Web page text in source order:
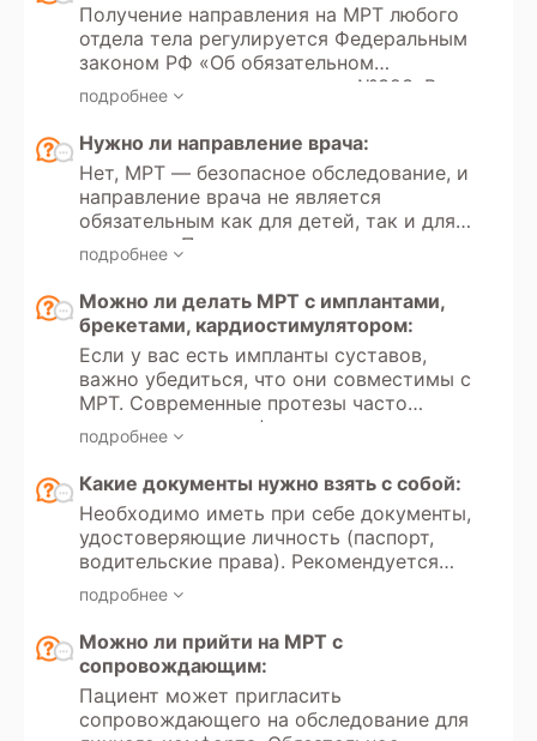
Получение направления на МРТ любого
отдела тела регулируется Федеральным
законом РФ «Об обязательном
медицинском страховании» №323. В
этом законе указаны все медицинские
услуги, покрываемые полисом ОМС,
который выдается каждому гражданину
РФ с рождения или при необходимости.
Кроме того, в России доступно
прохождение МРТ по программам
добровольного медицинского
подробнее
Нужно ли направление врача:
Нет, МРТ — безопасное обследование, и
направление врача не является
обязательным как для детей, так и для
взрослых. Пациент может
самостоятельно принять решение о
прохождении обследования и пройти
его в частной клинике на платной
основе.
подробнее
Можно ли делать МРТ с имплантами,
брекетами, кардиостимулятором:
Если у вас есть импланты суставов,
важно убедиться, что они совместимы с
МРТ. Современные протезы часто
изготовлены из неферромагнитных
материалов, но перед обследованием
следует уточнить у врача или в центре
МРТ, имеют ли они ограничения по
воздействию магнитного поля. Ношение
брекетов и наличие зубных имплантов
не является противопоказанием для
МРТ, так как они обычно не влияют на
металлические компоненты могут
немного искажать изображения,
особенно если исследуется область
головы и шеи. Важно предупредить
подробнее
Какие документы нужно взять с собой:
Необходимо иметь при себе документы,
удостоверяющие личность (паспорт,
водительские права). Рекомендуется
иметь направление врача с указанием
цели обследования и минимальных
требований к протоколам. Для оценки
динамики состояния следует принести
результаты предыдущих обследований.
подробнее
Можно ли прийти на МРТ с
сопровождающим:
Пациент может пригласить
сопровождающего на обследование для